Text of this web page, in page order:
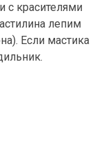
с красителями
лепим
Если мастика